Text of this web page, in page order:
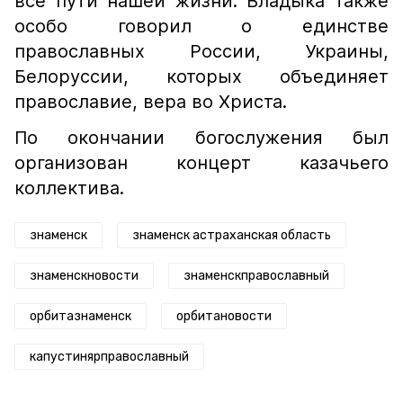
особо говорил о единстве
православных России, Украины,
Белоруссии, которых объединяет
православие, вера во Христа.
По окончании богослужения был
организован концерт казачьего
коллектива.
знаменск знаменск астраханская область
знаменскновости знаменскправославный
орбитазнаменск орбитановости
капустинярправославный